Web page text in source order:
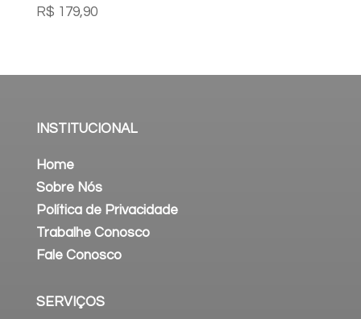
R$ 179,90
INSTITUCIONAL
Home
Sobre Nós
Política de Privacidade
Trabalhe Conosco
Fale Conosco
SERVIÇOS